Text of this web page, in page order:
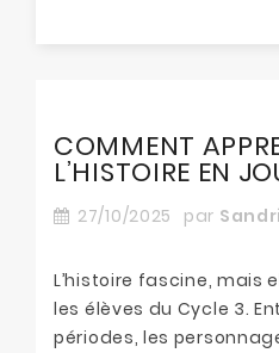
COMMENT
L’HISTOIRE EN
27/10/2025 par
L’histoire fascine, mais
les élèves du Cycle 3.
périodes, les